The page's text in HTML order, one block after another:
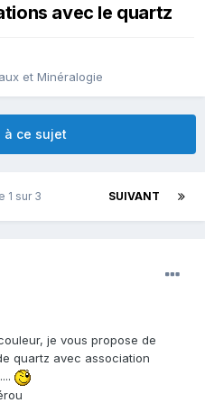
avec le quartz
et Minéralogie
à ce sujet
SUIVANT
1 sur 3
je vous propose de
quartz avec association